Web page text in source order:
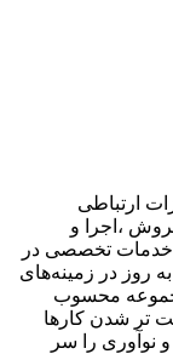
ارتباطی
زمینه فروش ،اجرا و
خدمات تخصصی در
روز در زمینه‌های
محسوب
تر شدن کارها
نوآوری را سر